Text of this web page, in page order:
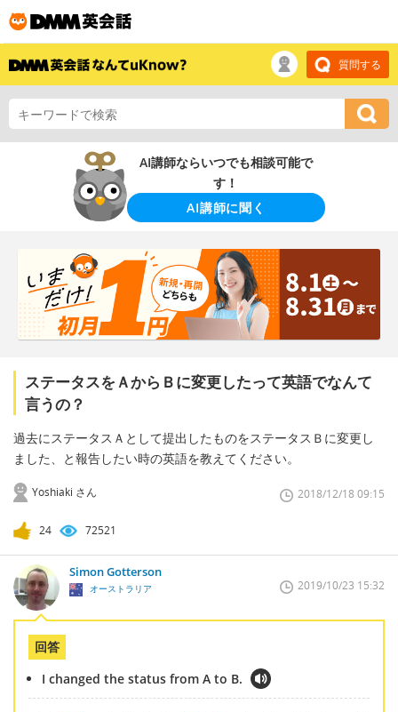
質問する
AI講師ならいつでも相談可能で
す！
AI講師に聞く
ステータスをＡからＢに変更したって英語でなんて
言うの？
過去にステータスＡとして提出したものをステータスＢに変更し
ました、と報告したい時の英語を教えてください。
Yoshiaki さん 2018/12/18 09:15
24 72521
Simon Gotterson
オーストラリア 2019/10/23 15:32
回答
I changed the status from A to B.